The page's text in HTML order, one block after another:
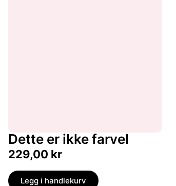
Dette er ikke farvel
229,00 kr
Legg i handlekurv